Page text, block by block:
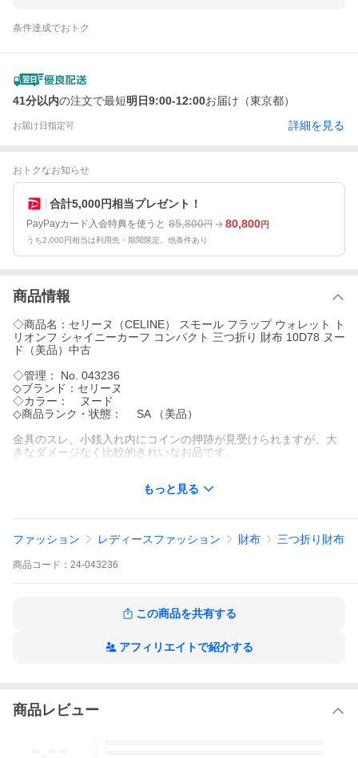
条件達成でおトク
41分以内の注文で最短明日9:00-12:00お届け（東京都）
お届け日指定可 詳細を見る
おトクなお知らせ
合計5,000円相当プレゼント！
PayPayカード入会特典を使うと 85,800円 80,800円
うち2,000円相当は利用先・期間限定。他条件あり
商品情報
◇商品名：セリーヌ（CELINE） スモール フラップ ウォレット ト
リオンフ シャイニーカーフ コンパクト 三つ折り 財布 10D78 ヌー
ド（美品）中古
◇管理： No. 043236
◇ブランド：セリーヌ
◇カラー： ヌード
◇商品ランク・状態： SA （美品）
金具のスレ、小銭入れ内にコインの押跡が見受けられますが、大
きなダメージなく比較的きれいなお品です。
■ギフトラッピング希望について
【夏季休業のお知らせ】
休業期間中は、お問合せの返答、商品の発送を休止させていただ
配送日時をご希望されます場合は、ご対応ができかねます場合が
ございます事ご了承くださいませ。
もっと見る
ファッション レディースファッション 財布 三つ折り財布
商品 コード： 24-043236
この商品を共有する
アフィリエイトで紹介する
商品レビュー